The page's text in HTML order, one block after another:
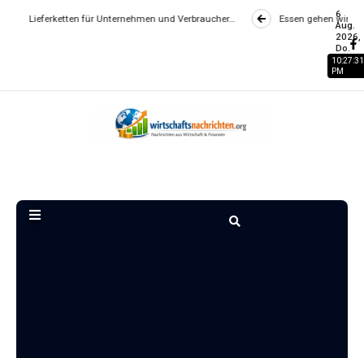
für Unternehmen und Verbraucher… Essen gehen wird zum Luxus?
6
Aug.
2026,
Do.
10:27:31
PM